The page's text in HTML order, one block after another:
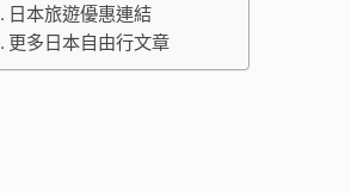
日本旅遊優惠連結
更多日本自由行文章